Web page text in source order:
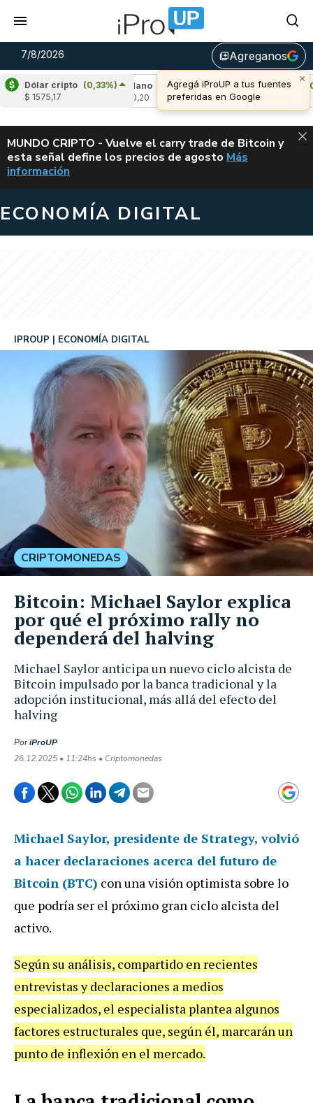
7/8/2026 library_addAgreganos
×
Agregá iProUP a tus fuentes
preferidas en Google
Dólar cripto (0,33%)
$ 1575,17
Cardano
(-2,18%)
Avalanche
u$s 6,43
ALERTA
MUNDO CRIPTO - Vuelve el carry trade de Bitcoin y
esta señal define los precios de agosto VUELVE EL
Más
información
ECONOMÍA DIGITAL
Michael Saylor anticipa un nuevo ciclo alcista de
Bitcoin impulsado por la banca tradicional y la
adopción institucional, más allá del efecto del
halving
IPROUP ECONOMÍA DIGITAL
PoriProUP
26.12.2025 • 11:24hs • Criptomonedas
CRIPTOMONEDAS
Bitcoin: Michael Saylor explica
por qué el próximo rally no
dependerá del halving
Michael Saylor, presidente de Strategy, volvió
a hacer declaraciones acerca del futuro de
Bitcoin (BTC) con una visión optimista sobre lo
que podría ser el próximo gran ciclo alcista del
activo.
Según su análisis, compartido en recientes
entrevistas y declaraciones a medios
especializados, el especialista plantea algunos
factores estructurales que, según él, marcarán un
punto de inflexión en el mercado.